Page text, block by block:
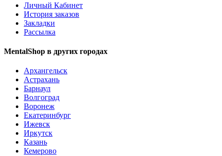
Личный Кабинет
История заказов
Закладки
Рассылка
MentalShop в других городах
Архангельск
Астрахань
Барнаул
Волгоград
Воронеж
Екатеринбург
Ижевск
Иркутск
Казань
Кемерово